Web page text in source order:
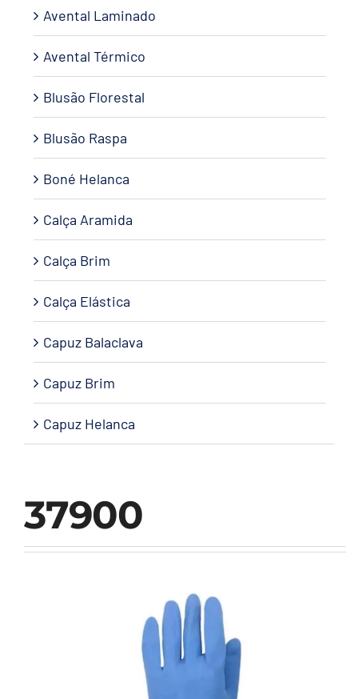
37900
Avental Laminado
Avental Térmico
Blusão Florestal
Blusão Raspa
Boné Helanca
Calça Aramida
Calça Brim
Calça Elástica
Capuz Balaclava
Capuz Brim
Capuz Helanca